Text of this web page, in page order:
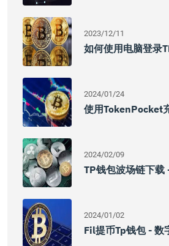
2023/12/11
如何使用电脑登录
2024/01/24
使用TokenPocket
2024/02/09
TP钱包波场链下
2024/01/02
Fil提币tp钱包 - 数